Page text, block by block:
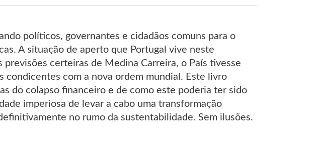
políticos, governantes e cidadãos comuns para o
A situação de aperto que Portugal vive neste
certeiras de Medina Carreira, o País tivesse
com a nova ordem mundial. Este livro
do colapso financeiro e de como este poderia ter sido
imperiosa de levar a cabo uma transformação
no rumo da sustentabilidade. Sem ilusões.